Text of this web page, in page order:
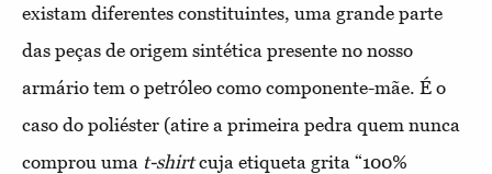
existam diferentes constituintes, uma grande parte
das peças de origem sintética presente no nosso
armário tem o petróleo como componente-mãe. É o
caso do poliéster (atire a primeira pedra quem nunca
comprou uma t-shirtcuja etiqueta grita “100%